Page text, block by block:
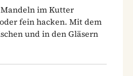
im Kutter
fein hacken. Mit dem
und in den Gläsern